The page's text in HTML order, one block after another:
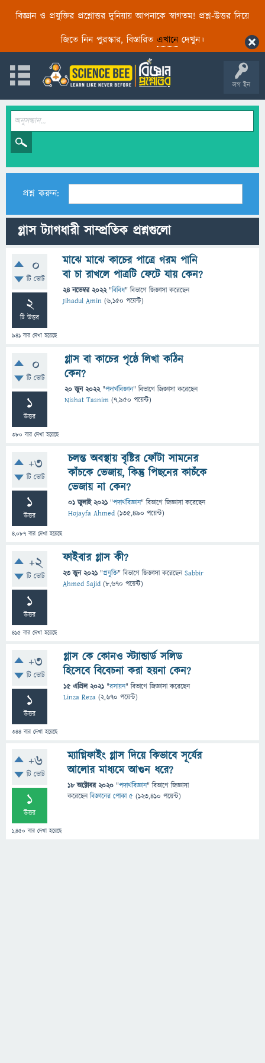
বিজ্ঞান ও প্রযুক্তির প্রশ্নোত্তর দুনিয়ায় আপনাকে স্বাগতম! প্রশ্ন-উত্তর দিয়ে
জিতে নিন পুরস্কার, বিস্তারিত এখানেদেখুন।
লগ ইন
প্রশ্ন করুন:
গ্লাস ট্যাগধারী সাম্প্রতিক প্রশ্নগুলো
0
টি ভোট
2
টি উত্তর
941 বার দেখা হয়েছে
মাঝে মাঝে কাচের পাত্রে গরম পানি
বা চা রাখলে পাত্রটি ফেটে যায় কেন?
24 নভেম্বর 2022 "বিবিধ" বিভাগে জিজ্ঞাসাকরেছেন
Jihadul Amin (6,150 পয়েন্ট)
0
টি ভোট
1
উত্তর
380 বার দেখা হয়েছে
গ্লাস বা কাচের পৃষ্ঠে লিখা কঠিন
কেন?
20 জুন 2022 "পদার্থবিজ্ঞান" বিভাগে জিজ্ঞাসাকরেছেন
Nishat Tasnim (7,950 পয়েন্ট)
+3
টি ভোট
1
উত্তর
4,087 বার দেখা হয়েছে
চলন্ত অবস্থায় বৃষ্টির ফোঁটা সামনের
কাঁচকে ভেজায়, কিন্তু পিছনের কাচঁকে
ভেজায় না কেন?
01 জুলাই 2021 "পদার্থবিজ্ঞান" বিভাগে জিজ্ঞাসাকরেছেন
Hojayfa Ahmed (135,490 পয়েন্ট)
+2
টি ভোট
1
উত্তর
415 বার দেখা হয়েছে
ফাইবার গ্লাস কী?
23 জুন 2021 "প্রযুক্তি" বিভাগে জিজ্ঞাসাকরেছেনSabbir
Ahmed Sajid (8,670 পয়েন্ট)
+3
টি ভোট
1
উত্তর
344 বার দেখা হয়েছে
গ্লাস কে কোনও স্ট্যান্ডার্ড সলিড
হিসেবে বিবেচনা করা হয়না কেন?
15 এপ্রিল 2021 "রসায়ন" বিভাগে জিজ্ঞাসাকরেছেন
Linza Reza (2,670 পয়েন্ট)
+6
টি ভোট
1
উত্তর
1,450 বার দেখা হয়েছে
ম্যাগ্নিফাইং গ্লাস দিয়ে কিভাবে সূর্যের
আলোর মাধ্যমে আগুন ধরে?
18 অক্টোবর 2020 "পদার্থবিজ্ঞান" বিভাগে জিজ্ঞাসা
করেছেনবিজ্ঞানের পোকা ৫ (123,410 পয়েন্ট)